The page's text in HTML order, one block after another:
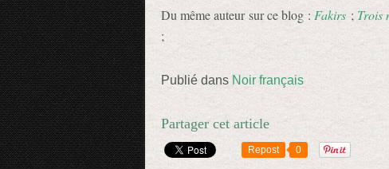
Du même auteur sur ce blog : Fakirs ; Trois
;
Publié dans Noir français
Partager cet article
Repost 0